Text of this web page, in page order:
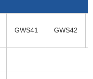
GWS41 GWS42